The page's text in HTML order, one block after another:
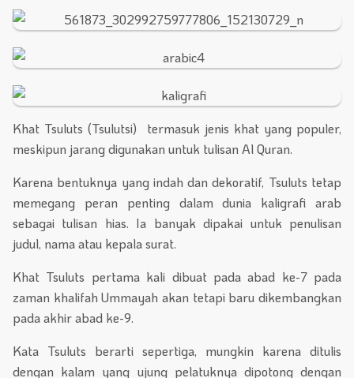
Khat Tsuluts (Tsulutsi) termasuk jenis khat yang populer,
meskipun jarang digunakan untuk tulisan Al Quran.
Karena bentuknya yang indah dan dekoratif, Tsuluts tetap
memegang peran penting dalam dunia kaligrafi arab
sebagai tulisan hias. Ia banyak dipakai untuk penulisan
judul, nama atau kepala surat.
Khat Tsuluts pertama kali dibuat pada abad ke-7 pada
zaman khalifah Ummayah akan tetapi baru dikembangkan
pada akhir abad ke-9.
Kata Tsuluts berarti sepertiga, mungkin karena ditulis
dengan kalam yang ujung pelatuknya dipotong dengan